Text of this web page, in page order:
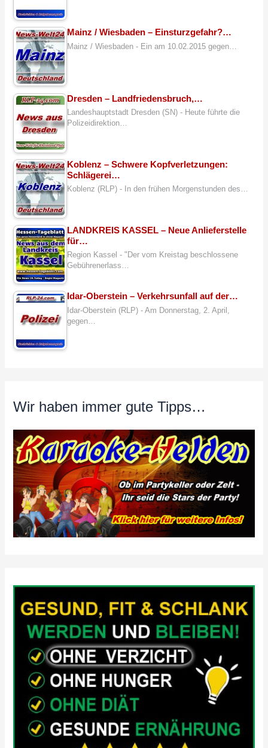
Mainz / Wiesbaden – Einsturzgefahr?…
Mainz / Wiesbaden - Ein am 10.02.2015 gegen…
Dresden – Landfriedensbruch,…
Landeshauptstadt Dresden (SN) - Heute führte die
Polizeidirektion…
Koblenz – Schwere Kopfverletzungen:
Schlägerei…
Koblenz (RLP) - In den frühen Morgenstunden des…
LANDKREIS KASSEL – Neue Anlieferstelle
für…
Region Kassel - "Der vom Kreistag beschlossene
Gebührenerlass…
Idar-Oberstein – Verkehrsunfall auf der…
Idar-Oberstein (RLP) - Am Donnerstag, 2. April,
gegen…
Wir haben immer gute Tipps…